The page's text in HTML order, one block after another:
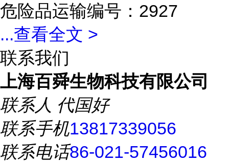
危险品运输编号：2927
...查看全文 >
联系我们
上海百舜生物科技有限公司
联系人 代国好
联系手机13817339056
联系电话86-021-57456016